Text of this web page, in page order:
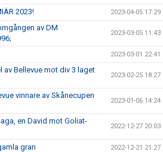
2023! 2023-04-05 17:29
av DM
2023-03-05 11:43
2023-03-01 22:41
Bellevue mot div 3 laget
2023-02-25 18:27
vinnare av Skånecupen
2023-01-06 14:24
en David mot Goliat-
2022-12-27 20:03
gran 2022-12-21 21:27